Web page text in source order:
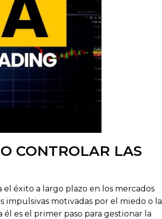
CONTROLAR LAS
éxito a largo plazo en los mercados
motivadas por el miedo o la
es el primer paso para gestionar la